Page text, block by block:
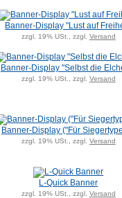
Banner-Display "Lust auf
zzgl. 19% USt., zzgl. Versand
Banner-Display "Selbst die
zzgl. 19% USt., zzgl. Versand
Banner-Display ("Für
zzgl. 19% USt., zzgl. Versand
L-Quick Banner
zzgl. 19% USt., zzgl. Versand